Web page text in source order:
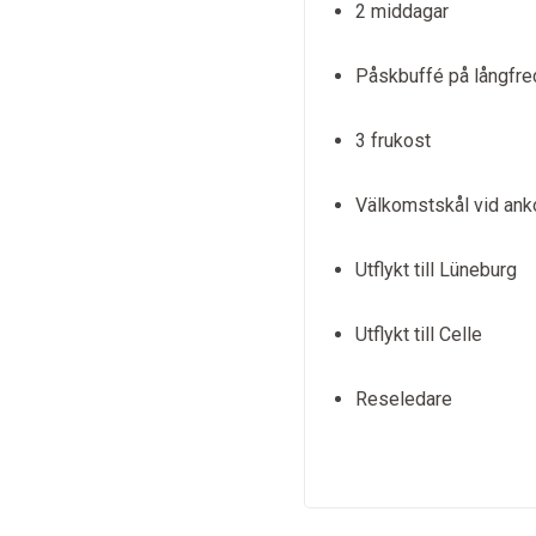
2 middagar
Påskbuffé på
3 frukost
Välkomstskål vid
Utflykt till Lüneburg
Utflykt till Celle
Reseledare